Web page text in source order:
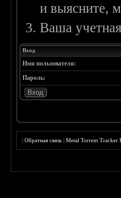
и выясните,
Ваша
Вход
Имя пользователя:
Пароль:
|Обратная связь |Metal Torrent Tracker